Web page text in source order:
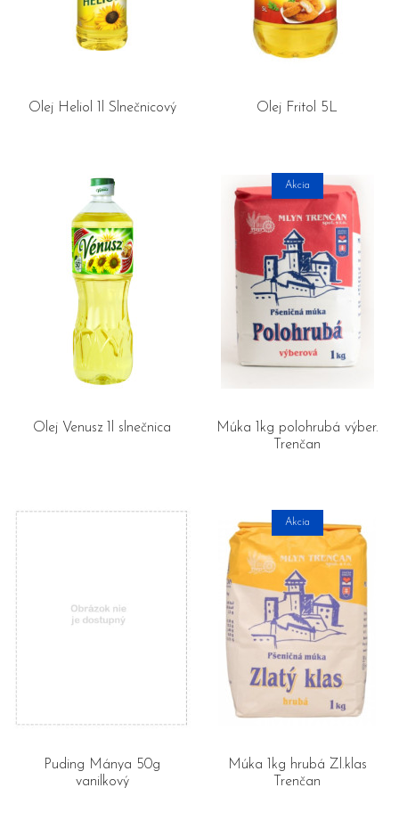
Olej Heliol 1l Slnečnicový Olej Fritol 5L
Olej Venusz 1l slnečnica
Akcia
Múka 1kg polohrubá výber.
Trenčan
Puding Mánya 50g
vanilkový
Akcia
Múka 1kg hrubá Zl.klas
Trenčan